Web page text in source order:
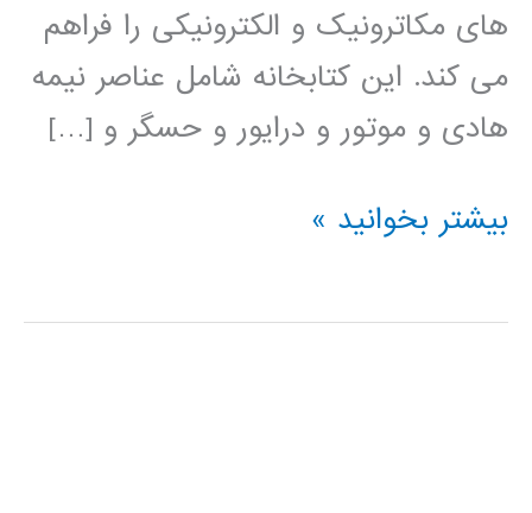
های مکاترونیک و الکترونیکی را فراهم
می کند. این کتابخانه شامل عناصر نیمه
هادی و موتور و درایور و حسگر و […]
فیلم
simElectronics
بیشتر بخوانید »